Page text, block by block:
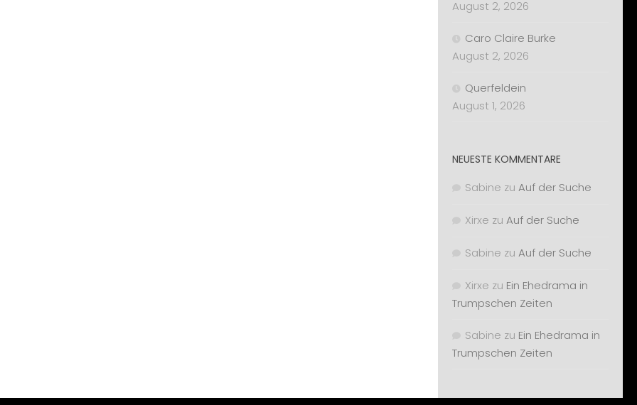
August 2, 2026
Caro Claire Burke
August 2, 2026
Querfeldein
August 1, 2026
NEUESTE KOMMENTARE
Sabine zu Auf der Suche
Xirxe zu Auf der Suche
Sabine zu Auf der Suche
Xirxe zu Ein Ehedrama in
Trumpschen Zeiten
Sabine zu Ein Ehedrama in
Trumpschen Zeiten